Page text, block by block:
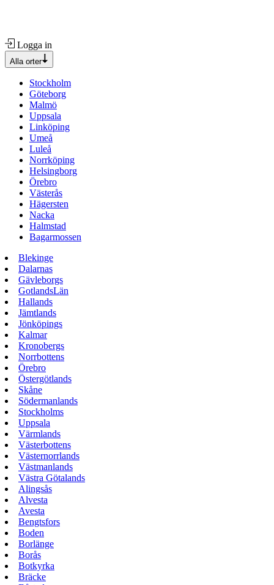
Logga in
Alla orter
Stockholm
Göteborg
Malmö
Uppsala
Linköping
Umeå
Luleå
Norrköping
Helsingborg
Örebro
Västerås
Hägersten
Nacka
Halmstad
Bagarmossen
Blekinge
Dalarnas
Gävleborgs
GotlandsLän
Hallands
Jämtlands
Jönköpings
Kalmar
Kronobergs
Norrbottens
Örebro
Östergötlands
Skåne
Södermanlands
Stockholms
Uppsala
Värmlands
Västerbottens
Västernorrlands
Västmanlands
Västra Götalands
Alingsås
Alvesta
Avesta
Bengtsfors
Boden
Borlänge
Borås
Botkyrka
Bräcke